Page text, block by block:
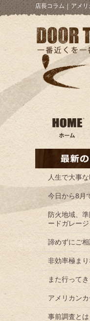
店長コラム ｜ アメ
人生で大事
今日から8月
防火地域、
ードガレージ
諦めずにご
非効率極ま
また行ってき
アメリカン
事前調査とは